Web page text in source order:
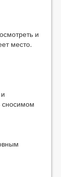
и
место.
сносимом